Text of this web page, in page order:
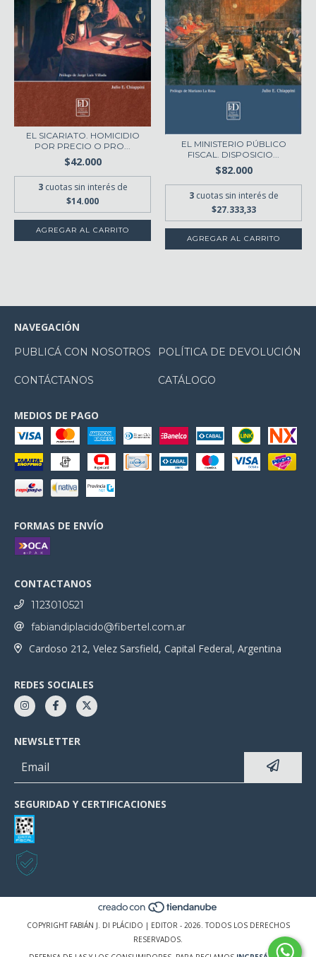
EL SICARIATO. HOMICIDIO
POR PRECIO O PRO...
$42.000
3 cuotas sin interés de
$14.000
EL MINISTERIO PÚBLICO
FISCAL. DISPOSICIO...
$82.000
3 cuotas sin interés de
$27.333,33
NAVEGACIÓN
PUBLICÁ CON NOSOTROS POLÍTICA DE DEVOLUCIÓN
CONTÁCTANOS CATÁLOGO
MEDIOS DE PAGO
FORMAS DE ENVÍO
CONTACTANOS
1123010521
fabiandiplacido@fibertel.com.ar
Cardoso 212, Velez Sarsfield, Capital Federal, Argentina
REDES SOCIALES
NEWSLETTER
SEGURIDAD Y CERTIFICACIONES
COPYRIGHT FABIÁN J. DI PLÁCIDO | EDITOR - 2026. TODOS LOS DERECHOS
RESERVADOS.